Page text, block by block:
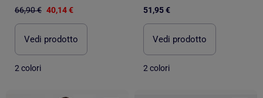
66,90 € 40,14 €
Vedi prodotto
2 colori
51,95 €
Vedi prodotto
2 colori